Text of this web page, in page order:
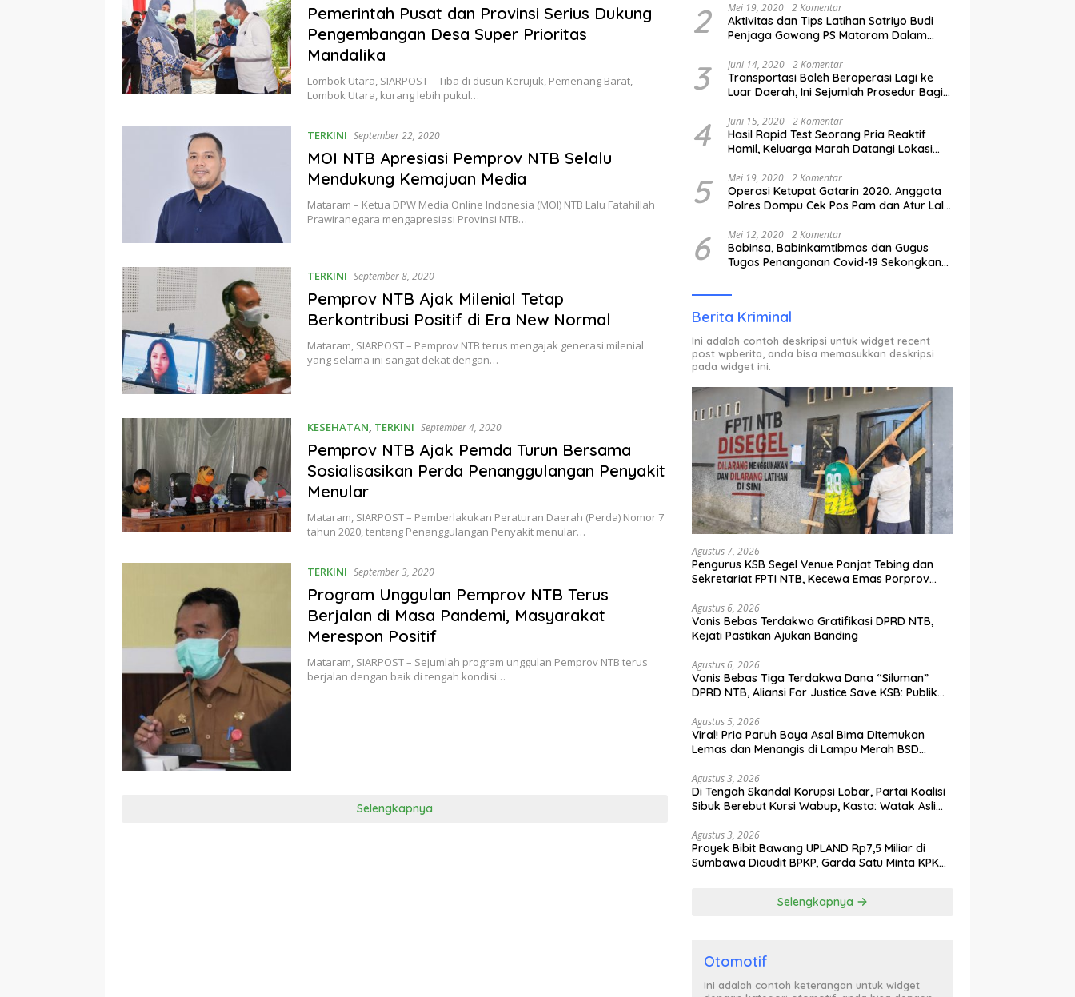
Pemerintah Pusat dan Provinsi Serius Dukung
Pengembangan Desa Super Prioritas
Mandalika
Lombok Utara, SIARPOST – Tiba di dusun Kerujuk, Pemenang Barat,
Lombok Utara, kurang lebih pukul…
TERKINI September 22, 2020
MOI NTB Apresiasi Pemprov NTB Selalu
Mendukung Kemajuan Media
Mataram – Ketua DPW Media Online Indonesia (MOI) NTB Lalu Fatahillah
Prawiranegara mengapresiasi Provinsi NTB…
TERKINI September 8, 2020
Pemprov NTB Ajak Milenial Tetap
Berkontribusi Positif di Era New Normal
Mataram, SIARPOST – Pemprov NTB terus mengajak generasi milenial
yang selama ini sangat dekat dengan…
KESEHATAN, TERKINI September 4, 2020
Pemprov NTB Ajak Pemda Turun Bersama
Sosialisasikan Perda Penanggulangan Penyakit
Menular
Mataram, SIARPOST – Pemberlakukan Peraturan Daerah (Perda) Nomor 7
tahun 2020, tentang Penanggulangan Penyakit menular…
TERKINI September 3, 2020
Program Unggulan Pemprov NTB Terus
Berjalan di Masa Pandemi, Masyarakat
Merespon Positif
Mataram, SIARPOST – Sejumlah program unggulan Pemprov NTB terus
berjalan dengan baik di tengah kondisi…
Selengkapnya
2 Mei 19, 2020 2 Komentar
Aktivitas dan Tips Latihan Satriyo Budi
Penjaga Gawang PS Mataram Dalam
3 Juni 14, 2020 2 Komentar
Transportasi Boleh Beroperasi Lagi ke
Luar Daerah, Ini Sejumlah Prosedur Bagi
4 Juni 15, 2020 2 Komentar
Hasil Rapid Test Seorang Pria Reaktif
Hamil, Keluarga Marah Datangi Lokasi
5 Mei 19, 2020 2 Komentar
Operasi Ketupat Gatarin 2020. Anggota
Polres Dompu Cek Pos Pam dan Atur Lalu
6 Mei 12, 2020 2 Komentar
Babinsa, Babinkamtibmas dan Gugus
Tugas Penanganan Covid-19 Sekongkang
ODP.
Berita Kriminal
Ini adalah contoh deskripsi untuk widget recent
post wpberita, anda bisa memasukkan deskripsi
pada widget ini.
Agustus 7, 2026
Pengurus KSB Segel Venue Panjat Tebing dan
Sekretariat FPTI NTB, Kecewa Emas Porprov
Agustus 6, 2026
Vonis Bebas Terdakwa Gratifikasi DPRD NTB,
Kejati Pastikan Ajukan Banding
Agustus 6, 2026
Vonis Bebas Tiga Terdakwa Dana “Siluman”
DPRD NTB, Aliansi For Justice Save KSB: Publik
Agustus 5, 2026
Viral! Pria Paruh Baya Asal Bima Ditemukan
Lemas dan Menangis di Lampu Merah BSD
Agustus 3, 2026
Di Tengah Skandal Korupsi Lobar, Partai Koalisi
Sibuk Berebut Kursi Wabup, Kasta: Watak Asli
Agustus 3, 2026
Proyek Bibit Bawang UPLAND Rp7,5 Miliar di
Sumbawa Diaudit BPKP, Garda Satu Minta KPK
Selengkapnya
Otomotif
Ini adalah contoh keterangan untuk widget